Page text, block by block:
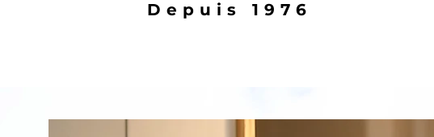
Depuis 1976